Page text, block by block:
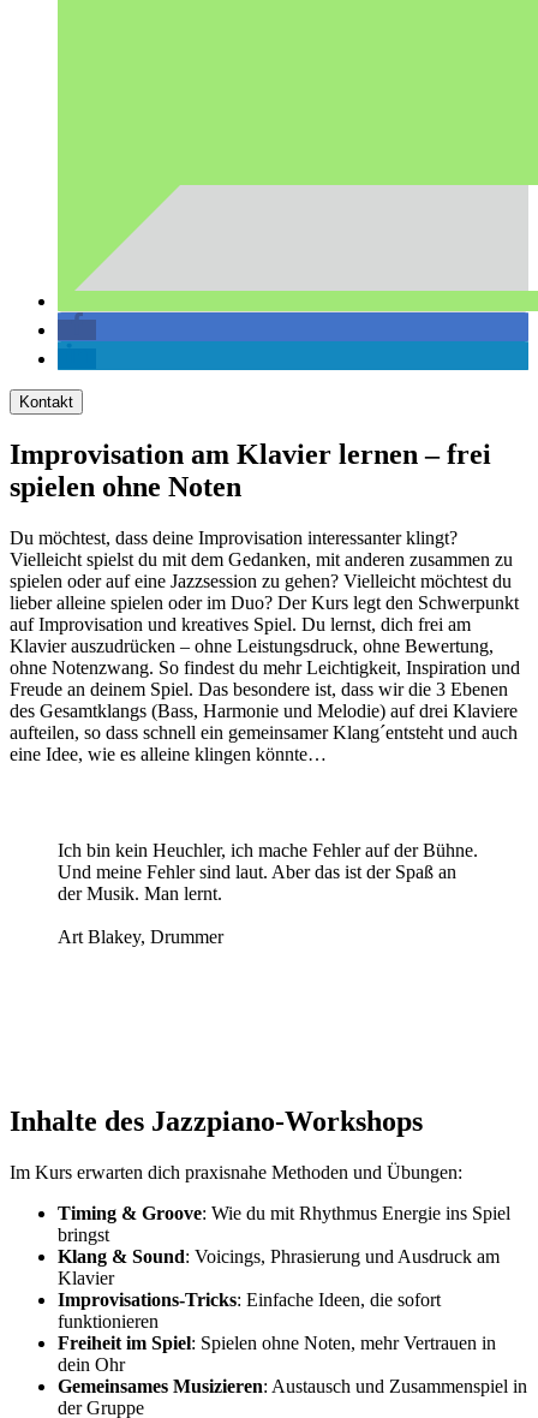
Kontakt
Improvisation am Klavier lernen – frei
spielen ohne Noten
Du möchtest, dass deine Improvisation interessanter klingt?
Vielleicht spielst du mit dem Gedanken, mit anderen zusammen zu
spielen oder auf eine Jazzsession zu gehen? Vielleicht möchtest du
lieber alleine spielen oder im Duo? Der Kurs legt den Schwerpunkt
auf Improvisation und kreatives Spiel. Du lernst, dich frei am
Klavier auszudrücken – ohne Leistungsdruck, ohne Bewertung,
ohne Notenzwang. So findest du mehr Leichtigkeit, Inspiration und
Freude an deinem Spiel. Das besondere ist, dass wir die 3 Ebenen
des Gesamtklangs (Bass, Harmonie und Melodie) auf drei Klaviere
aufteilen, so dass schnell ein gemeinsamer Klang´entsteht und auch
eine Idee, wie es alleine klingen könnte…
Ich bin kein Heuchler, ich mache Fehler auf der Bühne.
Und meine Fehler sind laut. Aber das ist der Spaß an
der Musik. Man lernt.
Art Blakey, Drummer
Inhalte des Jazzpiano-Workshops
Im Kurs erwarten dich praxisnahe Methoden und Übungen:
Timing & Groove: Wie du mit Rhythmus Energie ins Spiel
bringst
Klang & Sound: Voicings, Phrasierung und Ausdruck am
Klavier
Improvisations-Tricks: Einfache Ideen, die sofort
funktionieren
Freiheit im Spiel: Spielen ohne Noten, mehr Vertrauen in
dein Ohr
Gemeinsames Musizieren: Austausch und Zusammenspiel in
der Gruppe